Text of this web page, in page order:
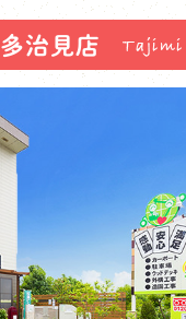
多治見店